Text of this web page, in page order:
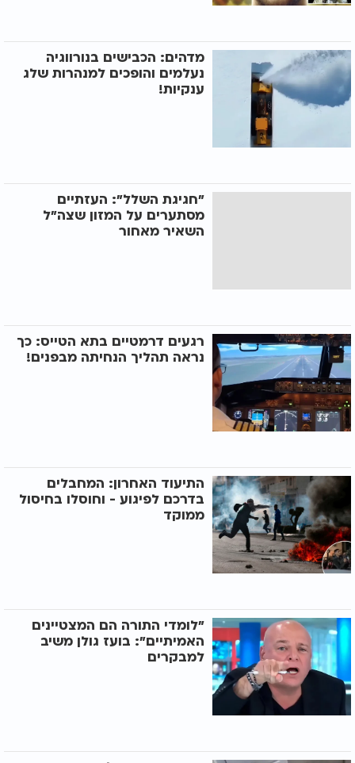
מדהים: הכבישים בנורווגיה
נעלמים והופכים למנהרות שלג
ענקיות!
"חגיגת השלל": העזתיים
מסתערים על המזון שצה"ל
השאיר מאחור
רגעים דרמטיים בתא הטייס: כך
נראה תהליך הנחיתה מבפנים!
התיעוד האחרון: המחבלים
בדרכם לפיגוע - וחוסלו בחיסול
ממוקד
"לומדי התורה הם המצטיינים
האמיתיים": בועז גולן משיב
למבקרים